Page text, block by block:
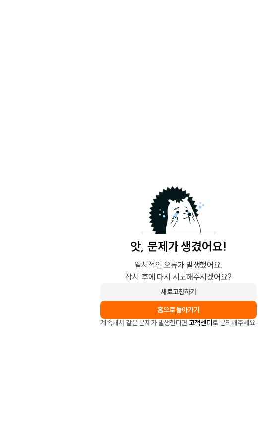
앗, 문제가 생겼어요!
일시적인 오류가 발생했어요.
잠시 후에 다시 시도해주시겠어요?
새로고침하기
홈으로 돌아가기
계속해서 같은 문제가 발생한다면 고객센터로 문의해주세요.